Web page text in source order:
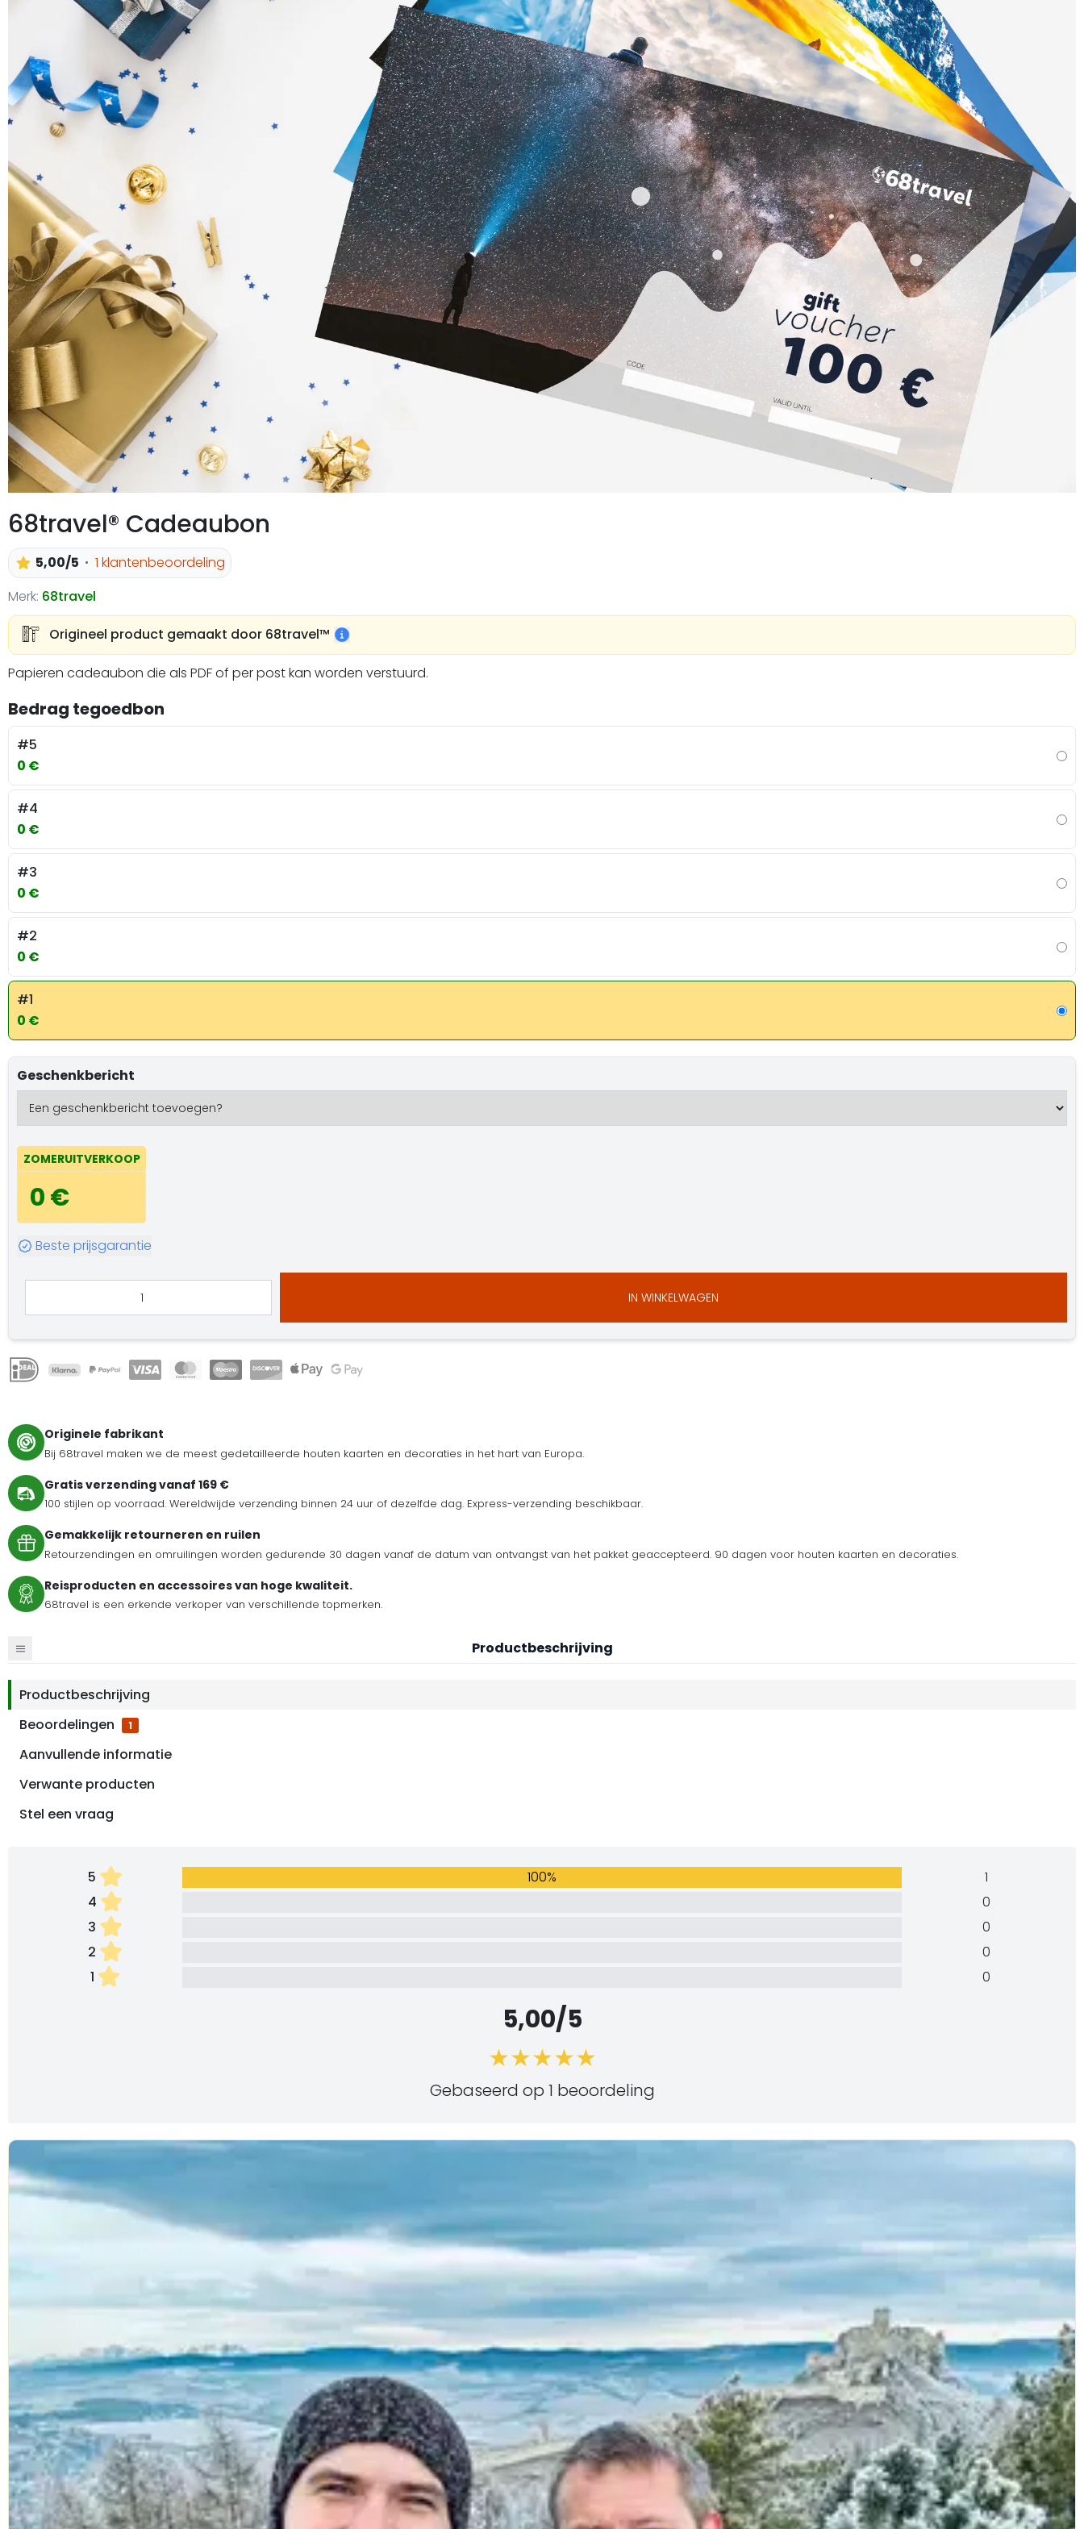
68travel® Cadeaubon
5,00/5
1 klantenbeoordeling
Merk: 68travel
Origineel product gemaakt door 68travel™️
Papieren cadeaubon die als PDF of per post kan worden verstuurd.
Bedrag tegoedbon
#5
0 €
#4
0 €
#3
0 €
#2
0 €
#1
0 €
Geschenkbericht
ZOMERUITVERKOOP
0 €
Beste prijsgarantie
IN WINKELWAGEN
Originele fabrikant
Bij 68travel maken we de meest gedetailleerde houten kaarten en decoraties in het hart van Europa.
Gratis verzending vanaf 169 €
100 stijlen op voorraad. Wereldwijde verzending binnen 24 uur of dezelfde dag. Express-verzending beschikbaar.
Gemakkelijk retourneren en ruilen
Retourzendingen en omruilingen worden gedurende 30 dagen vanaf de datum van ontvangst van het pakket geaccepteerd. 90 dagen voor houten kaarten en decoraties.
Reisproducten en accessoires van hoge kwaliteit.
68travel is een erkende verkoper van verschillende topmerken.
Productbeschrijving
Productbeschrijving
Beoordelingen
1
Aanvullende informatie
Verwante producten
Stel een vraag
5 100%
1
4
0
3
0
2
0
1
0
5,00/5
Gebaseerd op 1 beoordeling